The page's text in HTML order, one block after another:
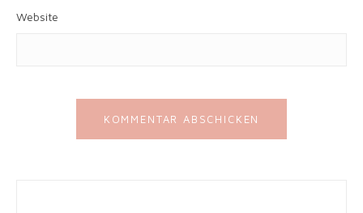
Website